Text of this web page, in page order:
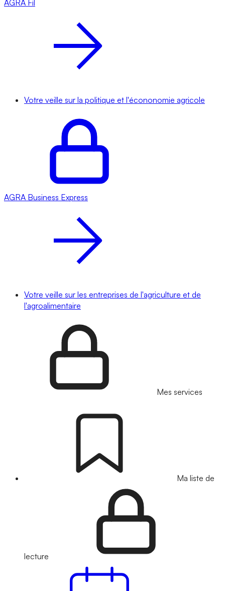
AGRA Fil
Votre veille sur la politique et l'écononomie agricole
AGRA Business Express
Votre veille sur les entreprises de l'agriculture et de
l'agroalimentaire
Mes services
Ma liste de
lecture